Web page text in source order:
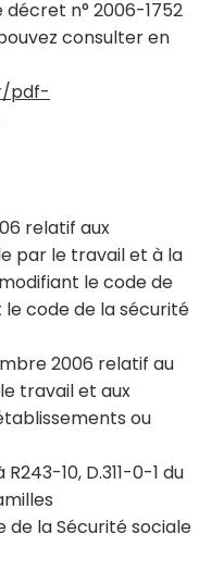
n° 2006-1752
consulter en
pdf-
relatif aux
par le travail et à la
le code de
code de la sécurité
2006 relatif au
travail et aux
ou
10, D.311-0-1 du
de la Sécurité sociale